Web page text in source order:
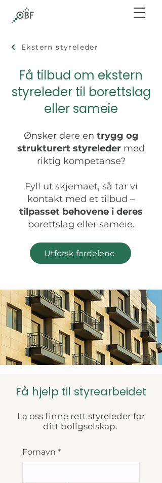
Ekstern styreleder
Få tilbud om ekstern
styreleder til borettslag
eller sameie
Ønsker dere en trygg og
strukturert styreleder med
riktig kompetanse?
Fyll ut skjemaet, så tar vi
kontakt med et tilbud –
tilpasset behovene i deres
borettslag eller sameie.
Utforsk fordelene
Få hjelp til styrearbeidet
La oss finne rett styreleder for
ditt boligselskap.
Fornavn *